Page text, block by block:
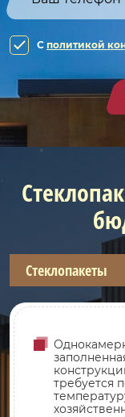
C политикой
Стеклопакеты
Фурнитура
требуется